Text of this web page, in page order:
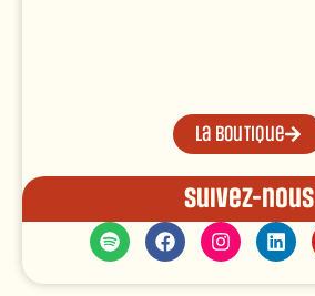
La boutique
Suivez-nous